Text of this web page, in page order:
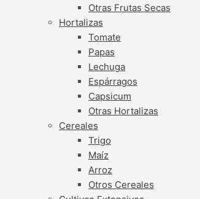
Otras Frutas Secas
Hortalizas
Tomate
Papas
Lechuga
Espárragos
Capsicum
Otras Hortalizas
Cereales
Trigo
Maíz
Arroz
Otros Cereales